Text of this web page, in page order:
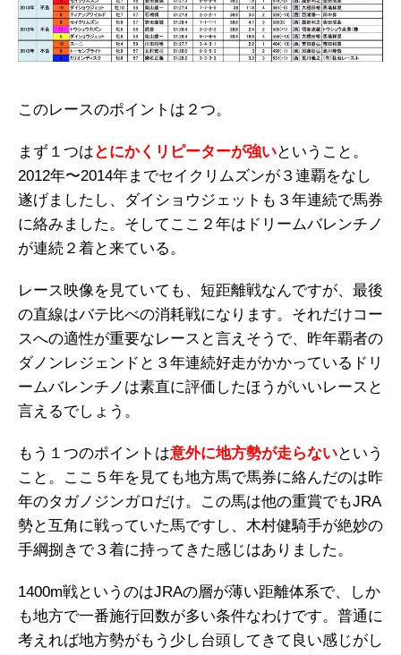
このレースのポイントは２つ。
まず１つは とにかくリピーターが強いということ。
2012年〜2014年までセイクリムズンが３連覇をなし
遂げましたし、ダイショウジェットも３年連続で馬券
に絡みました。そしてここ２年はドリームバレンチノ
が連続２着と来ている。
レース映像を見ていても、短距離戦なんですが、最後
の直線はバテ比べの消耗戦になります。それだけコー
スへの適性が重要なレースと言えそうで、昨年覇者の
ダノンレジェンドと３年連続好走がかかっているドリ
ームバレンチノは素直に評価したほうがいいレースと
言えるでしょう。
もう１つのポイントは意外に地方勢が走らないという
こと。ここ５年を見ても地方馬で馬券に絡んだのは昨
年のタガノジンガロだけ。この馬は他の重賞でもJRA
勢と互角に戦っていた馬ですし、木村健騎手が絶妙の
手綱捌きで３着に持ってきた感じはありました。
1400m戦というのはJRAの層が薄い距離体系で、しか
も地方で一番施行回数が多い条件なわけです。普通に
考えれば地方勢がもう少し台頭してきて良い感じがし